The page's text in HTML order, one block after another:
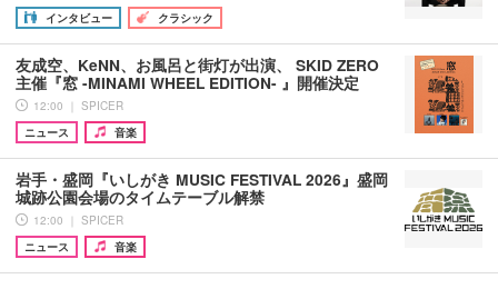
インタビュー
クラシック
友成空、KeNN、お風呂と街灯が出演、 SKID ZERO
主催『窓 -MINAMI WHEEL EDITION- 』開催決定
12:00 ｜ SPICER
ニュース
音楽
岩手・盛岡『いしがき MUSIC FESTIVAL 2026』盛岡
城跡公園会場のタイムテーブル解禁
12:00 ｜ SPICER
ニュース
音楽